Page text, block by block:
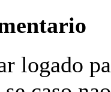
logado